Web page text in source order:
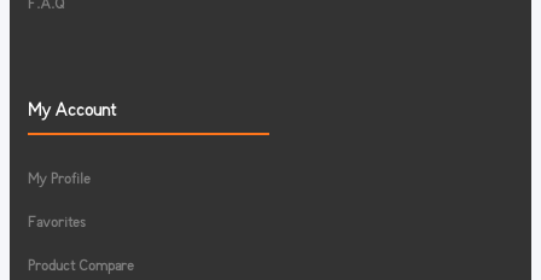
F.A.Q
My Account
My Profile
Favorites
Product Compare